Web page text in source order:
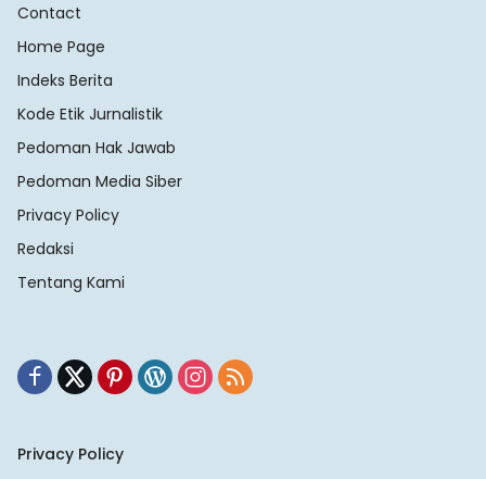
Contact
Home Page
Indeks Berita
Kode Etik Jurnalistik
Pedoman Hak Jawab
Pedoman Media Siber
Privacy Policy
Redaksi
Tentang Kami
Privacy Policy